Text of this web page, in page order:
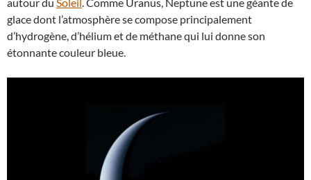
glace dont l’atmosphère se compose principalement
d’hydrogène, d’hélium et de méthane qui lui donne son
étonnante couleur bleue.